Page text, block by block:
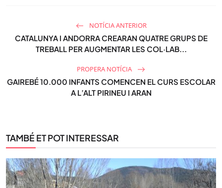
NOTÍCIA ANTERIOR
CATALUNYA I ANDORRA CREARAN QUATRE GRUPS DE
TREBALL PER AUGMENTAR LES COL·LAB...
PROPERA NOTÍCIA
GAIREBÉ 10.000 INFANTS COMENCEN EL CURS ESCOLAR
A L’ALT PIRINEU I ARAN
TAMBÉ ET POT INTERESSAR